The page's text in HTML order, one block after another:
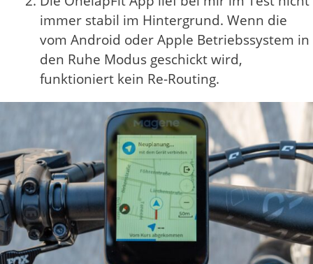
immer stabil im Hintergrund. Wenn die
vom Android oder Apple Betriebssystem in
den Ruhe Modus geschickt wird,
funktioniert kein Re-Routing.